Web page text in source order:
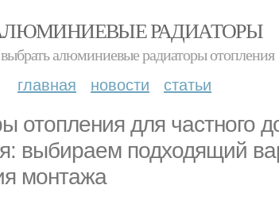
РАДИАТОРЫ
алюминиевые радиаторы отопления
главная новости статьи
отопления для частного
выбираем подходящий
монтажа